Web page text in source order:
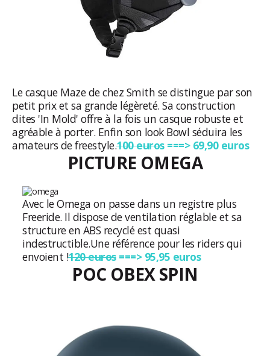
Le casque Maze de chez Smith se distingue par son
petit prix et sa grande légèreté. Sa construction
dites 'In Mold' offre à la fois un casque robuste et
agréable à porter. Enfin son look Bowl séduira les
amateurs de freestyle.100 euros===> 69,90 euros
PICTURE OMEGA
Avec le Omega on passe dans un registre plus
Freeride. Il dispose de ventilation réglable et sa
structure en ABS recyclé est quasi
indestructible.Une référence pour les riders qui
envoient !120 euros===> 95,95 euros
POC OBEX SPIN